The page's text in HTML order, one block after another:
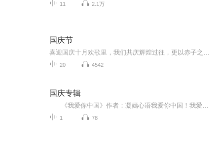
11 2.1万
国庆节
20 4542
国庆专辑
1 78